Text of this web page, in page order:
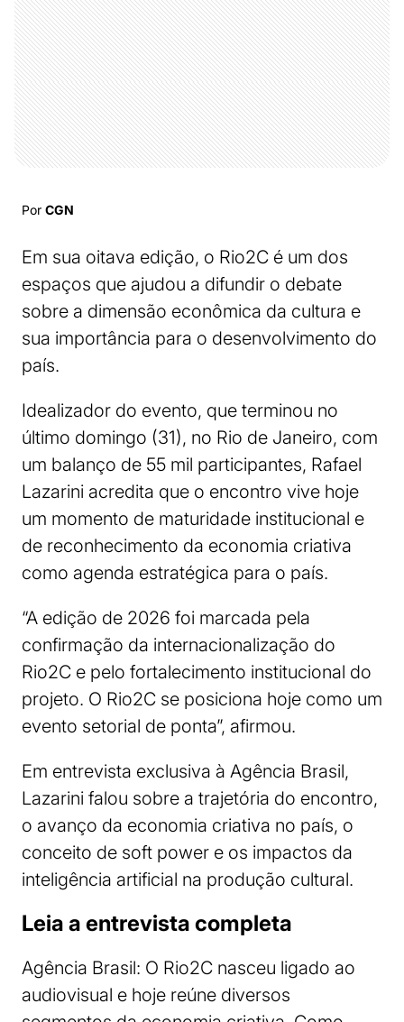
Por CGN
Em sua oitava edição, o Rio2C é um dos
espaços que ajudou a difundir o debate
sobre a dimensão econômica da cultura e
sua importância para o desenvolvimento do
país.
Idealizador do evento, que terminou no
último domingo (31), no Rio de Janeiro, com
um balanço de 55 mil participantes, Rafael
Lazarini acredita que o encontro vive hoje
um momento de maturidade institucional e
de reconhecimento da economia criativa
como agenda estratégica para o país.
“A edição de 2026 foi marcada pela
confirmação da internacionalização do
Rio2C e pelo fortalecimento institucional do
projeto. O Rio2C se posiciona hoje como um
evento setorial de ponta”, afirmou.
Em entrevista exclusiva à Agência Brasil,
Lazarini falou sobre a trajetória do encontro,
o avanço da economia criativa no país, o
conceito de soft power e os impactos da
inteligência artificial na produção cultural.
Leia a entrevista completa
Agência Brasil: O Rio2C nasceu ligado ao
audiovisual e hoje reúne diversos